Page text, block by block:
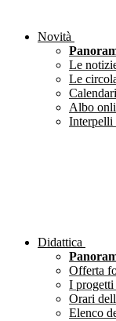
Novità
Le
Le
Albo
Interpelli
Didattica
Offerta
I progetti
Orari
Elenco